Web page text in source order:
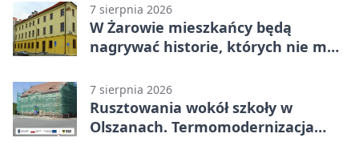
7 sierpnia 2026
W Żarowie mieszkańcy będą
nagrywać historie, których nie ma
7 sierpnia 2026
Rusztowania wokół szkoły w
Olszanach. Termomodernizacja